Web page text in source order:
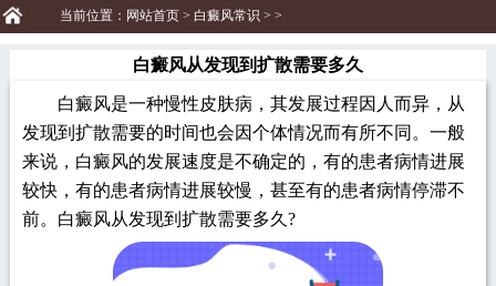
当前位置： 网站首页> 白癜风常识 > >
白癜风从发现到扩散需要多久
白癜风是一种慢性皮肤病，其发展过程因人而异，从
发现到扩散需要的时间也会因个体情况而有所不同。一般
来说，白癜风的发展速度是不确定的，有的患者病情进展
较快，有的患者病情进展较慢，甚至有的患者病情停滞不
前。白癜风从发现到扩散需要多久?